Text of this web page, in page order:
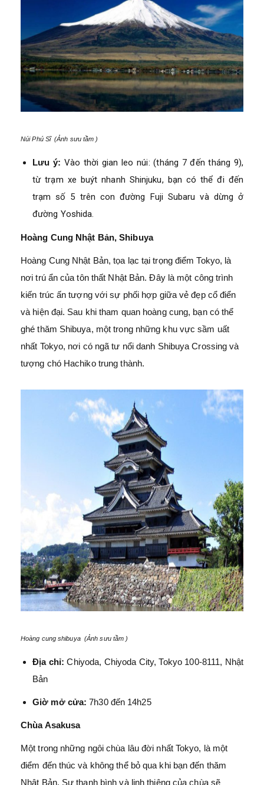
Núi Phú Sĩ (Ảnh sưu tầm )
Lưu ý: Vào thời gian leo núi: (tháng 7 đến tháng 9),
từ trạm xe buýt nhanh Shinjuku, bạn có thể đi đến
trạm số 5 trên con đường Fuji Subaru và dừng ở
đường Yoshida.
Hoàng Cung Nhật Bản, Shibuya
Hoàng Cung Nhật Bản, tọa lạc tại trọng điểm Tokyo, là
nơi trú ẩn của tôn thất Nhật Bản. Đây là một công trình
kiến trúc ấn tượng với sự phối hợp giữa vẻ đẹp cổ điển
và hiện đại. Sau khi tham quan hoàng cung, bạn có thể
ghé thăm Shibuya, một trong những khu vực sầm uất
nhất Tokyo, nơi có ngã tư nổi danh Shibuya Crossing và
tượng chó Hachiko trung thành.
Hoàng cung shibuya (Ảnh sưu tầm )
Địa chỉ: Chiyoda, Chiyoda City, Tokyo 100-8111, Nhật
Bản
Giờ mở cửa: 7h30 đến 14h25
Chùa Asakusa
Một trong những ngôi chùa lâu đời nhất Tokyo, là một
điểm đến thúc và không thể bỏ qua khi bạn đến thăm
Nhật Bản. Sự thanh bình và linh thiêng của chùa sẽ